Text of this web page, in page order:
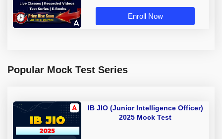
Enroll Now
Popular Mock Test Series
IB JIO (Junior Intelligence Officer)
2025 Mock Test